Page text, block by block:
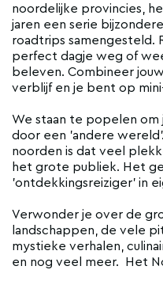
noordelijke provincies,
jaren een serie
roadtrips samengesteld.
perfect dagje weg of
beleven. Combineer
verblijf en je bent op
We staan te popelen om
door een 'andere
noorden is dat veel
het grote publiek. Het
'ontdekkingsreiziger' in
Verwonder je over de
landschappen, de vele
mystieke verhalen,
en nog veel meer. Het